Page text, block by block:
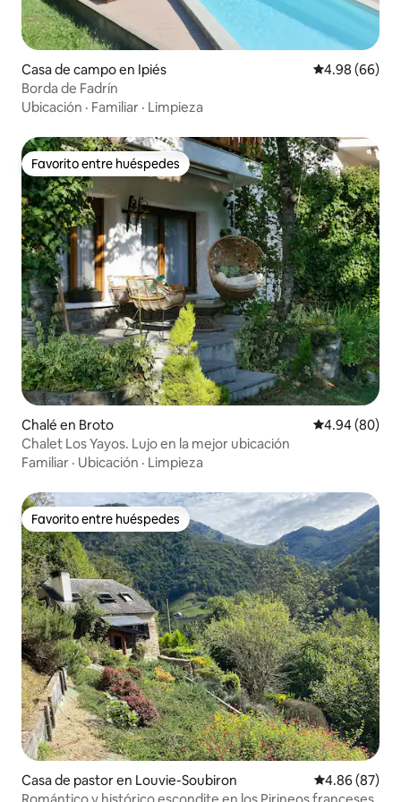
Casa de campo en Ipiés Calificación
4.98 (66)
Borda de Fadrín
Ubicación · Familiar · Limpieza
Favorito entre huéspedes
Favorito entre huéspedes
Chalé en Broto Calificación
4.94 (80)
Chalet Los Yayos. Lujo en la mejor ubicación
Familiar · Ubicación · Limpieza
Favorito entre huéspedes
Favorito entre huéspedes
Casa de pastor en Louvie-Soubiron Calificación
4.86 (87)